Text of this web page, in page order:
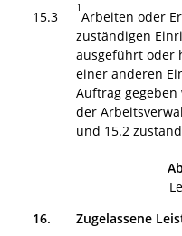
15.3
1
Arbeiten oder
zuständigen
ausgeführt oder
einer anderen
Auftrag gegeben
der
und 15.2
16.
Zugelassene